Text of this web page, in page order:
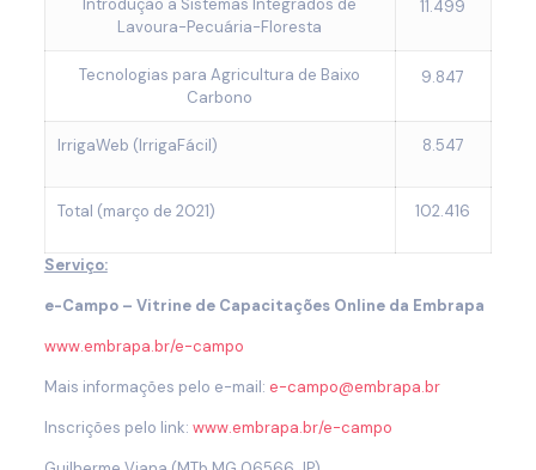
Introdução a Sistemas Integrados de
Lavoura-Pecuária-Floresta
11.499
Tecnologias para Agricultura de Baixo
Carbono
9.847
IrrigaWeb (IrrigaFácil) 8.547
Total (março de 2021) 102.416
Serviço:
e-Campo – Vitrine de Capacitações Online da Embrapa
www.embrapa.br/e-campo
Mais informações pelo e-mail: e-campo@embrapa.br
Inscrições pelo link: www.embrapa.br/e-campo